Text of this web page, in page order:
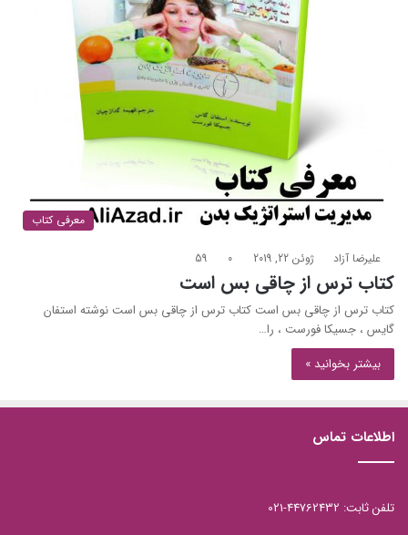
معرفی کتاب
علیرضا آزاد ژوئن 22, 2019 0
59
کتاب ترس از چاقی بس است
کتاب ترس از چاقی بس است کتاب ترس از چاقی بس است نوشته استفان
گایس ، جسیکا فورست ، را…
بیشتر بخوانید »
اطلاعات تماس
تلفن ثابت: 44762432-021